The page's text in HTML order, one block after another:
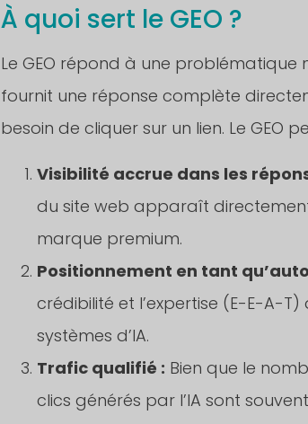
À quoi sert le GEO ?
Le GEO répond à une problématique
fournit une réponse complète
besoin de cliquer sur un lien. Le
Visibilité accrue dans les
du site web apparaît
marque premium.
Positionnement en tant
crédibilité et l’expertise (E-E-A-
systèmes d’IA.
Trafic qualifié : Bien que le
clics générés par l’IA sont